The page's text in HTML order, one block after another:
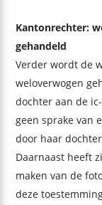
Kantonrechter:
gehandeld
Verder wordt de
weloverwogen
dochter aan de
geen sprake van
door haar
Daarnaast heeft
maken van de
deze